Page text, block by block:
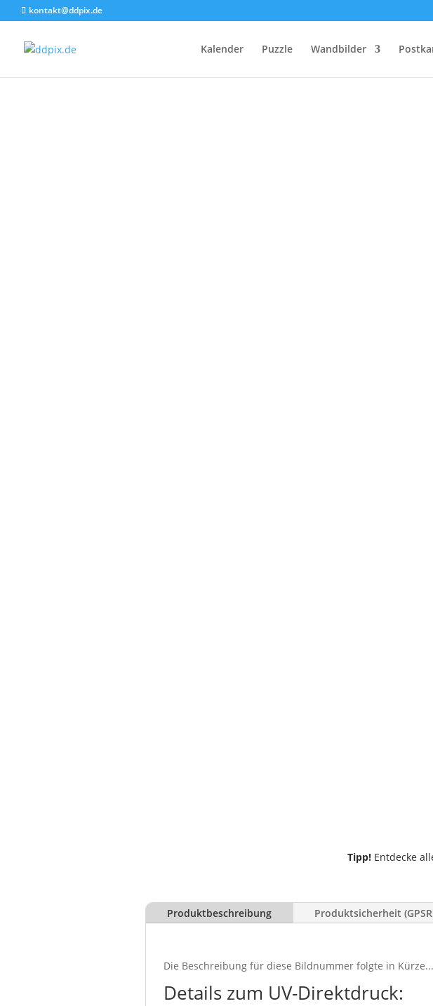
kontakt@ddpix.de
Kalender Puzzle Wandbilder
Start/Shop/Alu-Dibond/
Tipp!Entdecke
Produktbeschreibung Produktsicherheit
Die Beschreibung für diese Bildnummer folgte in Kürze...
Details zum UV-Direktdruck: